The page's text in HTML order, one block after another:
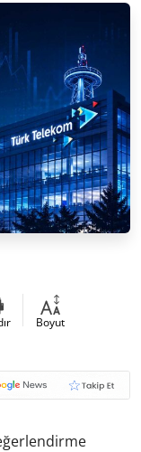
Boyut